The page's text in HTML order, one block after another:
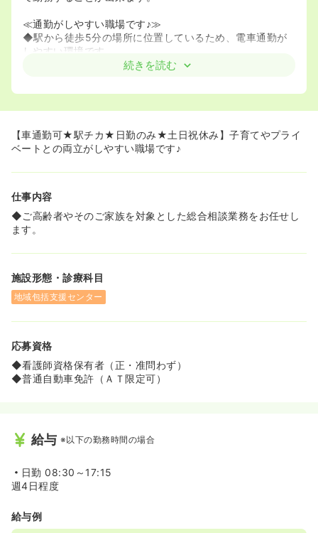
≪通勤がしやすい職場です♪≫
◆駅から徒歩5分の場所に位置しているため、電車通勤が
しやすい環境です。
続きを読む
【車通勤可★駅チカ★日勤のみ★土日祝休み】子育てやプライ
ベートとの両立がしやすい職場です♪
仕事内容
◆ご高齢者やそのご家族を対象とした総合相談業務をお任せし
ます。
施設形態・診療科目
地域包括支援センター
応募資格
◆看護師資格保有者（正・准問わず）
◆普通自動車免許（ＡＴ限定可）
給与 ※以下の勤務時間の場合
日勤 08:30～17:15
週4日程度
給与例